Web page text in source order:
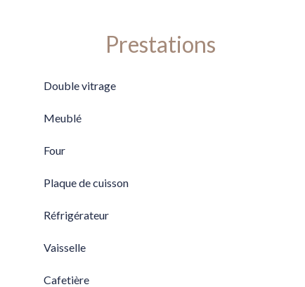
Prestations
Double vitrage
Meublé
Four
Plaque de cuisson
Réfrigérateur
Vaisselle
Cafetière